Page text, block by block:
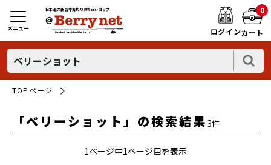
日本最大新品中古釣り具WEBショップ
ログイン
0
カート
メニュー
TOPページ
「ベリーショット」の検索結果3件
1ページ中1ページ目を表示